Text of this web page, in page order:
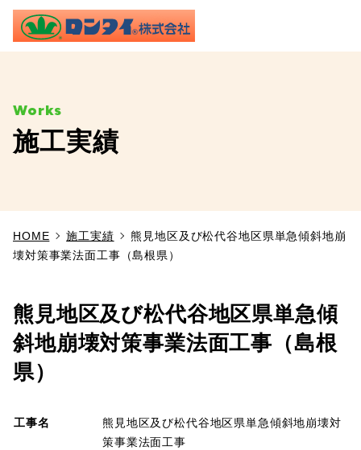
TOP
施工実績
よくあるご質問
SDGs
会社概要
施工実績
HOME 施工実績
熊見地区及び松代谷地区県単急傾斜地崩
壊対策事業法面工事（島根県）
熊見地区及び松代谷地区県単急傾
斜地崩壊対策事業法面工事（島根
県）
工事名
熊見地区及び松代谷地区県単急傾斜地崩壊対
策事業法面工事